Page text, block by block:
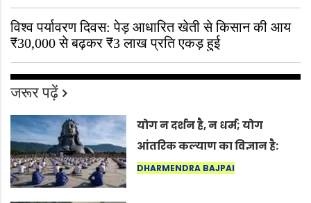
विश्व पर्यावरण दिवस: पेड़ आधारित खेती से किसान की आय
₹30,000 से बढ़कर ₹3 लाख प्रति एकड़ हुई
जरूर पढ़ें
योग न दर्शन है, न धर्म; योग
आंतरिक कल्याण का विज्ञान है:
अंतरराष्ट्रीय योग दिवस 2026 पर
DHARMENDRA BAJPAI